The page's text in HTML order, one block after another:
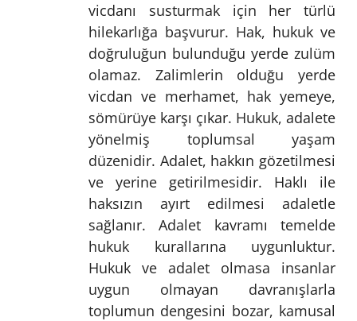
vicdanı susturmak için her türlü
hilekarlığa başvurur. Hak, hukuk ve
doğruluğun bulunduğu yerde zulüm
olamaz. Zalimlerin olduğu yerde
vicdan ve merhamet, hak yemeye,
sömürüye karşı çıkar. Hukuk, adalete
yönelmiş toplumsal yaşam
düzenidir. Adalet, hakkın gözetilmesi
ve yerine getirilmesidir. Haklı ile
haksızın ayırt edilmesi adaletle
sağlanır. Adalet kavramı temelde
hukuk kurallarına uygunluktur.
Hukuk ve adalet olmasa insanlar
uygun olmayan davranışlarla
toplumun dengesini bozar, kamusal